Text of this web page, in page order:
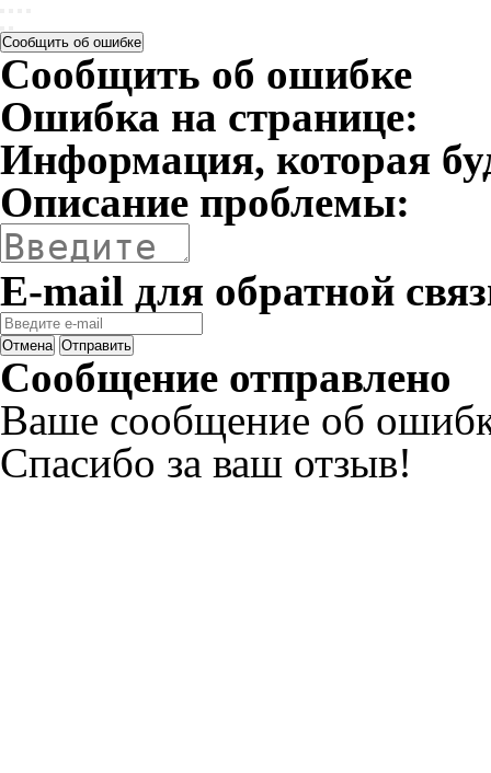
Сообщить об ошибке
Сообщить об ошибке
Ошибка на странице:
Информация, которая
Описание проблемы:
E-mail для обратной
Отмена Отправить
Сообщение отправлено
Ваше сообщение об
Спасибо за ваш отзыв!